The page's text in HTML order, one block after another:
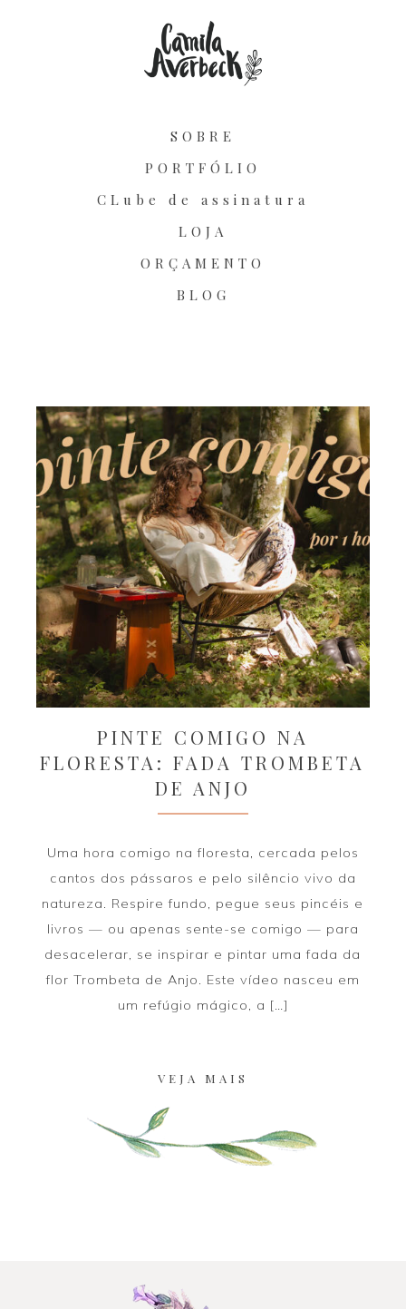
SOBRE
PORTFÓLIO
CLube de assinatura
LOJA
ORÇAMENTO
BLOG
PINTE COMIGO NA
FLORESTA: FADA TROMBETA
DE ANJO
Uma hora comigo na floresta, cercada pelos
cantos dos pássaros e pelo silêncio vivo da
natureza. Respire fundo, pegue seus pincéis e
livros — ou apenas sente-se comigo — para
desacelerar, se inspirar e pintar uma fada da
flor Trombeta de Anjo. Este vídeo nasceu em
um refúgio mágico, a […]
VEJA MAIS